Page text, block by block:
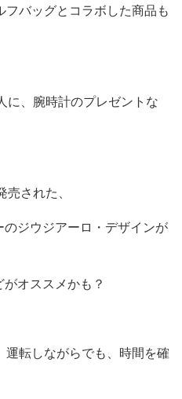
バッグとコラボした商品も
、腕時計のプレゼントな
された、
ジウジアーロ・デザインが
オススメかも？
運転しながらでも、時間を確